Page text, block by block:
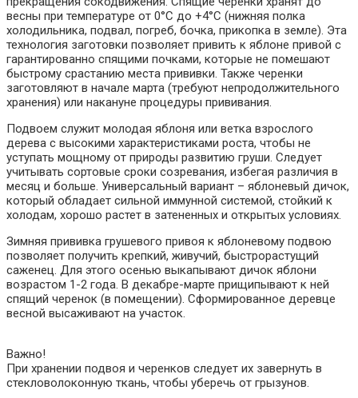
весны при температуре от 0°С до +4°С (нижняя полка
холодильника, подвал, погреб, бочка, прикопка в земле). Эта
технология заготовки позволяет привить к яблоне привой с
гарантированно спящими почками, которые не помешают
быстрому срастанию места прививки. Также черенки
заготовляют в начале марта (требуют непродолжительного
хранения) или накануне процедуры прививания.
Подвоем служит молодая яблоня или ветка взрослого
дерева с высокими характеристиками роста, чтобы не
уступать мощному от природы развитию груши. Следует
учитывать сортовые сроки созревания, избегая различия в
месяц и больше. Универсальный вариант – яблоневый дичок,
который обладает сильной иммунной системой, стойкий к
холодам, хорошо растет в затененных и открытых условиях.
Зимняя прививка грушевого привоя к яблоневому подвою
позволяет получить крепкий, живучий, быстрорастущий
саженец. Для этого осенью выкапывают дичок яблони
возрастом 1-2 года. В декабре-марте прищипывают к ней
спящий черенок (в помещении). Сформированное деревце
весной высаживают на участок.
Важно!
При хранении подвоя и черенков следует их завернуть в
стекловолоконную ткань, чтобы уберечь от грызунов.